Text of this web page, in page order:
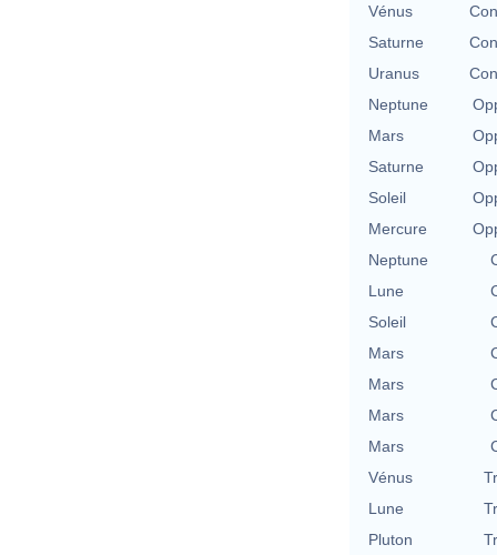
Vénus
Saturne
Uranus
Neptune
Mars
Saturne
Soleil
Mercure
Neptune
Lune
Soleil
Mars
Mars
Mars
Mars
Vénus
Lune
Pluton